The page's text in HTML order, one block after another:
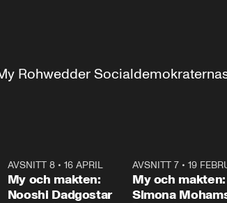
Rohwedder
AVSNITT 8• 16 APRIL
My och makten:
Nooshi Dadgostar
AVSNITT 7• 19
My och makten:
Simona